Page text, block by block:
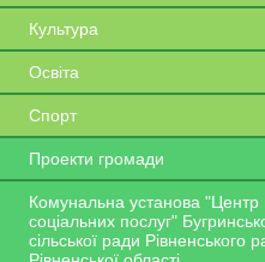
Культура
Освіта
Спорт
Проекти громади
Комунальна установа "Центр
соціальних послуг"
сільської ради Рівненського